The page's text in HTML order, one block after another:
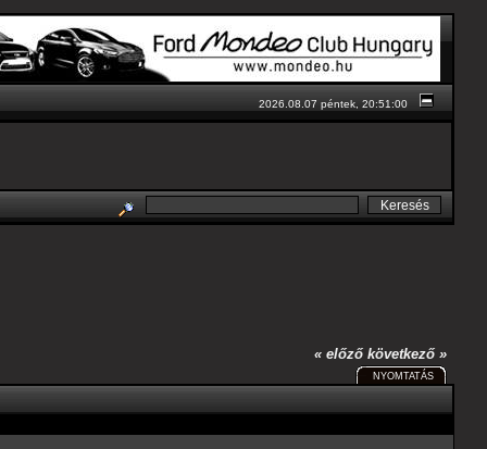
2026.08.07 péntek, 20:51:00
« előző következő »
NYOMTATÁS